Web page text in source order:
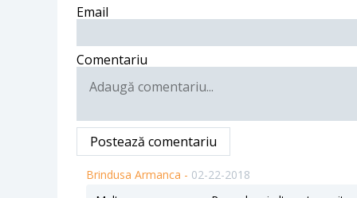
Email
Comentariu
Postează comentariu
Brindusa Armanca - 02-22-2018